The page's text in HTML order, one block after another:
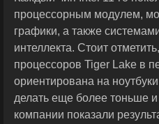
процессорным модулем,
графики, а также
интеллекта. Стоит
процессоров Tiger Lake в
ориентирована на
делать еще более тоньше
компании показали